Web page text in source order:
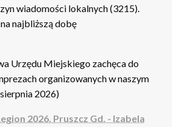
wiadomości lokalnych (3215).
najbliższą dobę
Urzędu Miejskiego zachęca do
organizowanych w naszym
2026)
2026. Pruszcz Gd. - Izabela